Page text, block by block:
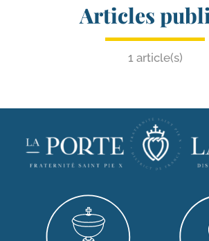
Articles
1 article(s)